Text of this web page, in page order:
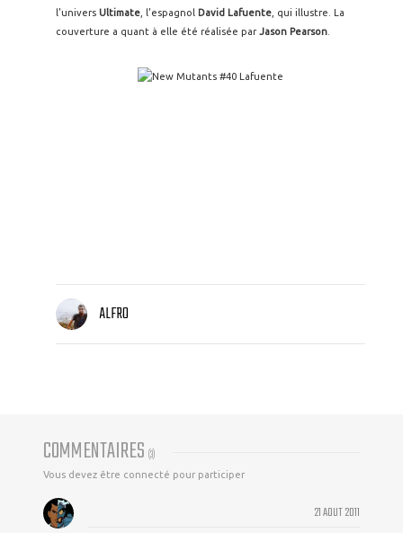
l'univers Ultimate , l'espagnol David Lafuente , qui illustre. La
couverture a quant à elle été réalisée parJason Pearson
ALFRO
COMMENTAIRES (3)
Vous devez être connecté pour participer
21 AOUT 2011